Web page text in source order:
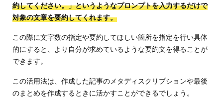
約してください。」というようなプロンプトを入力するだけで
対象の文章を要約してくれます。
この際に文字数の指定や要約してほしい箇所を指定を行い具体
的にすると、より自分が求めているような要約文を得ることが
できます。
この活用法は、作成した記事のメタディスクリプションや最後
のまとめを作成するときに活かすことができるでしょう。